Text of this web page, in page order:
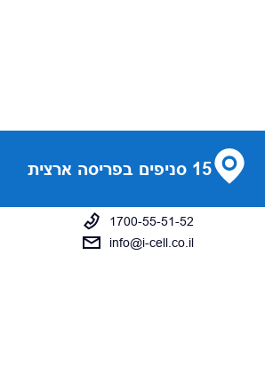
15 סניפים בפריסה ארצית
1700-55-51-52
info@i-cell.co.il